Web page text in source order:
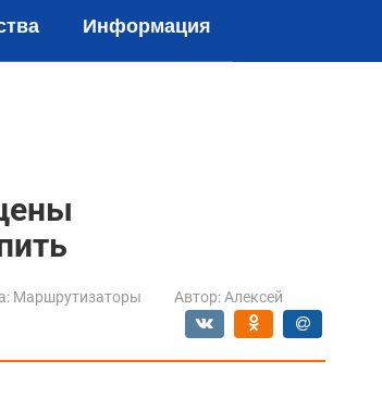
Информация
Маршрутизаторы Автор: Алексей